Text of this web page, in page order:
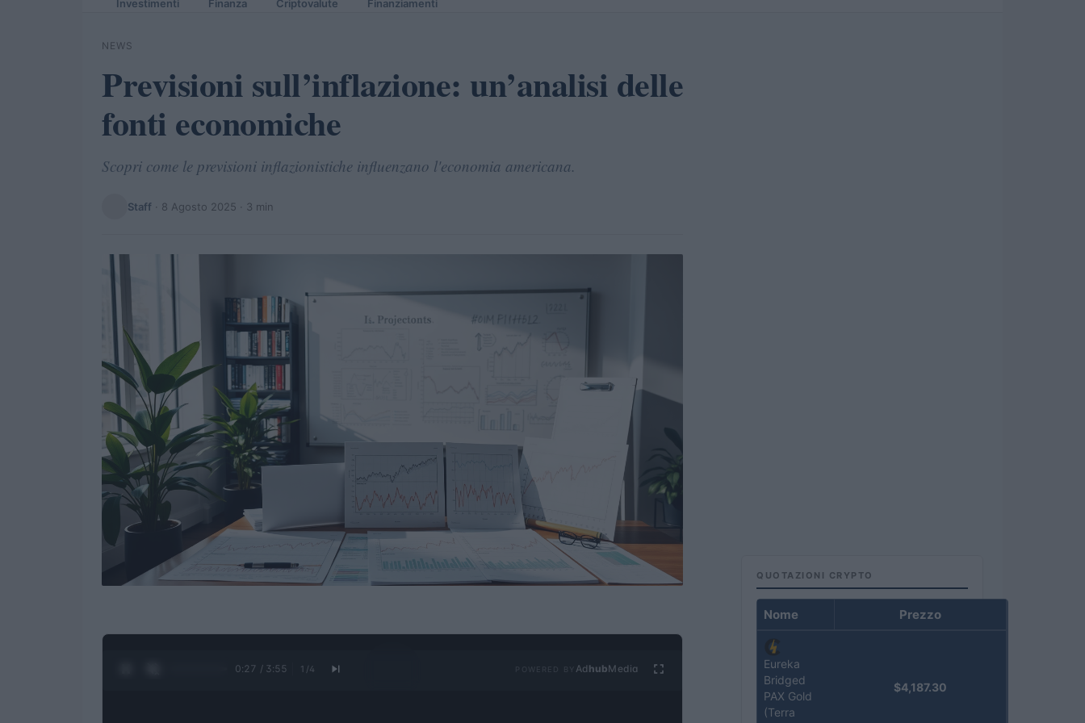
Investimenti Finanza Criptovalute Finanziamenti
NEWS
Previsioni sull’inflazione: un’analisi delle
fonti economiche
Scopri come le previsioni inflazionistiche influenzano l'economia americana.
Staff · 8 Agosto 2025 · 3 min
0:28 / 3:55 1 /4 Ad hubMedia
QUOTAZIONI CRYPTO
Nome Prezzo
Eureka
Bridged
PAX Gold
(Terra
$4,187.30